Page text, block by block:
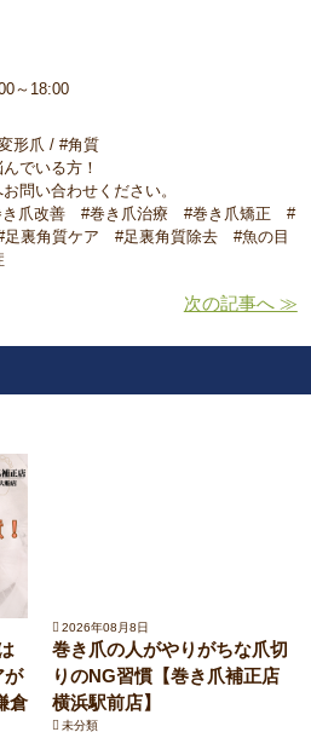
～18:00
形爪 / #角質
でいる方！
問い合わせください。
き爪改善 #巻き爪治療 #巻き爪矯正 #
裏角質ケア #足裏角質除去 #魚の目
次の記事へ ≫
が
倉
2026年08月8日
巻き爪の人がやりがちな爪切
りのNG習慣【巻き爪補正店
横浜駅前店】
未分類